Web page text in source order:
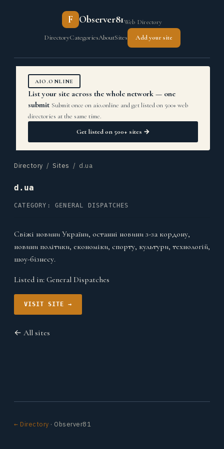
F Observer81Web Directory
DirectoryCategoriesAboutSites Add your site
AIO.ONLINE
List your site across the whole network — one
submit Submit once on aio.online and get listed on 500+ web
directories at the same time.
Get listed on 500+ sites →
Directory / Sites / d.ua
d.ua
CATEGORY: GENERAL DISPATCHES
Свіжі новини України, останні новини з-за кордону,
новини політики, економіки, спорту, культури, технологій,
шоу-бізнесу.
Listed in: General Dispatches
VISIT SITE →
← All sites
← Directory · Observer81